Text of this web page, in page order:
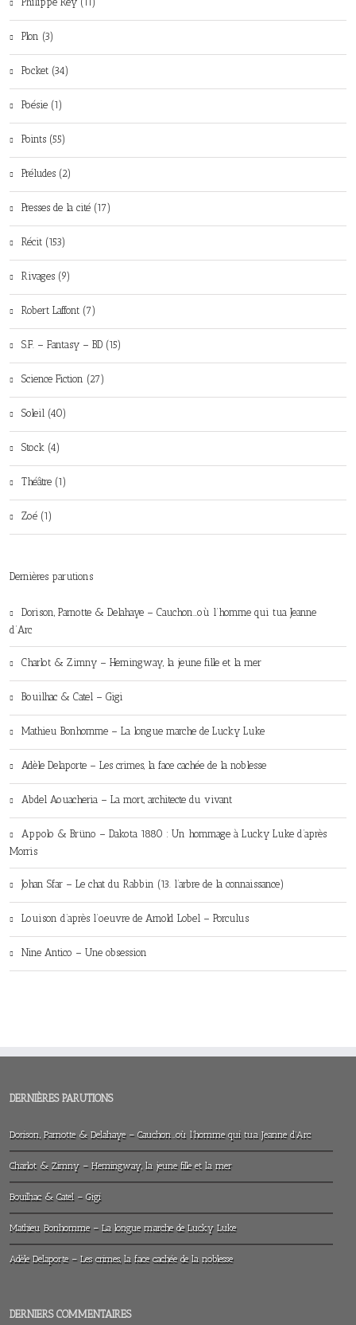
Plon (3)
Pocket (34)
Poésie (1)
Points (55)
Préludes (2)
Presses de la cité (17)
Récit (153)
Rivages (9)
Robert Laffont (7)
S.F. – Fantasy – BD (15)
Science Fiction (27)
Soleil (40)
Stock (4)
Théâtre (1)
Zoé (1)
Dernières parutions
Dorison, Parnotte & Delahaye – Cauchon…où l’homme qui tua Jeanne
d’Arc
Charlot & Zimny – Hemingway, la jeune fille et la mer
Bouilhac & Catel – Gigi
Mathieu Bonhomme – La longue marche de Lucky Luke
Adèle Delaporte – Les crimes, la face cachée de la noblesse
Abdel Aouacheria – La mort, architecte du vivant
Appolo & Brüno – Dakota 1880 : Un hommage à Lucky Luke d’après
Morris
Johan Sfar – Le chat du Rabbin (13. l’arbre de la connaissance)
Louison d’après l’oeuvre de Arnold Lobel – Porculus
Nine Antico – Une obsession
DERNIÈRES PARUTIONS
Dorison, Parnotte & Delahaye – Cauchon…où l’homme qui tua Jeanne d’Arc
Charlot & Zimny – Hemingway, la jeune fille et la mer
Bouilhac & Catel – Gigi
Mathieu Bonhomme – La longue marche de Lucky Luke
Adèle Delaporte – Les crimes, la face cachée de la noblesse
DERNIERS COMMENTAIRES